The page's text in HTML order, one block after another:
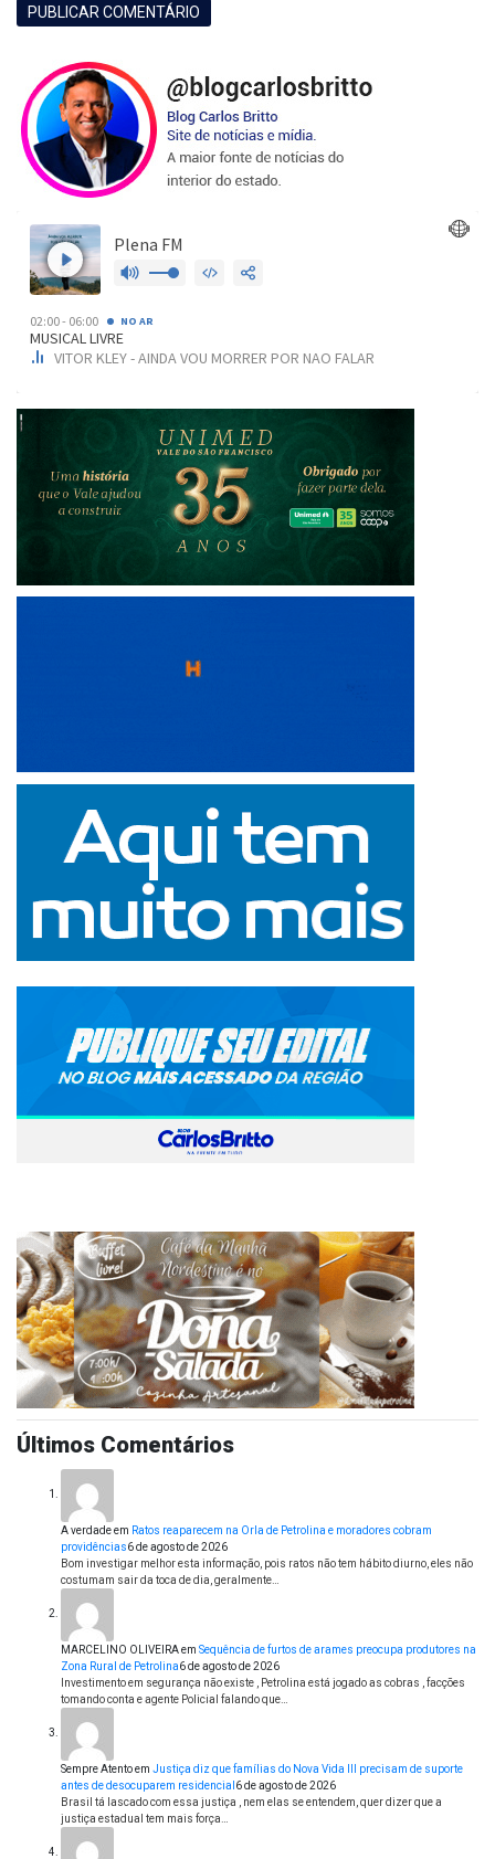
Últimos Comentários
A verdadeem Ratos reaparecem na Orla de Petrolina e moradores cobram
providências6 de agosto de 2026
Bom investigar melhor esta informação, pois ratos não tem hábito diurno, eles não
costumam sair da toca de dia, geralmente…
MARCELINO OLIVEIRAem Sequência de furtos de arames preocupa produtores na
Zona Rural de Petrolina6 de agosto de 2026
Investimento em segurança não existe , Petrolina está jogado as cobras , facções
tomando conta e agente Policial falando que…
Sempre Atentoem Justiça diz que famílias do Nova Vida III precisam de suporte
antes de desocuparem residencial 6 de agosto de 2026
Brasil tá lascado com essa justiça , nem elas se entendem, quer dizer que a
justiça estadual tem mais força…